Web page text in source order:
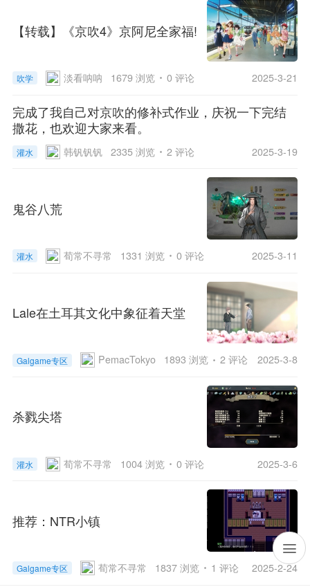
【转载】《京吹4》京阿尼全家福!
吹学 淡看呐呐 1679 浏览 0 评论 2025-3-21
完成了我自己对京吹的修补式作业，庆祝一下完结
撒花，也欢迎大家来看。
灌水 韩钒钒钒 2335 浏览 2 评论 2025-3-19
鬼谷八荒
灌水 荀常不寻常 1331 浏览 0 评论 2025-3-11
Lale在土耳其文化中象征着天堂
Galgame专区 PemacTokyo 1893 浏览 2 评论 2025-3-8
杀戮尖塔
灌水 荀常不寻常 1004 浏览 0 评论 2025-3-6
推荐：NTR小镇
Galgame专区 荀常不寻常 1837 浏览 1 评论 2025-2-24